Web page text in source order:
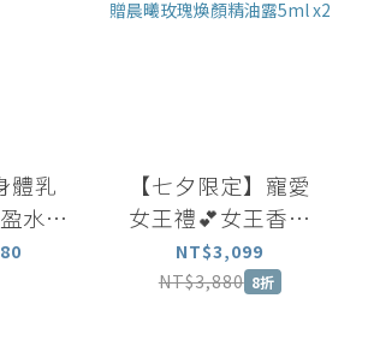
體乳
水潤
乾燥
【七夕限定】寵愛
女王禮💕女王香氛
美體油100ml+女王
香氛滾珠瓶5ml+矽
NT$3,099
NT$3,880 8折